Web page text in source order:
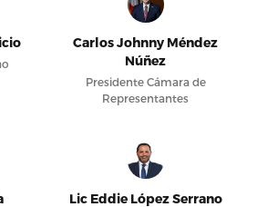
Carlos Johnny Méndez
Núñez
Presidente Cámara de
Representantes
Lic Eddie López Serrano